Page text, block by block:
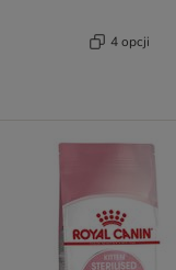
4 opcji